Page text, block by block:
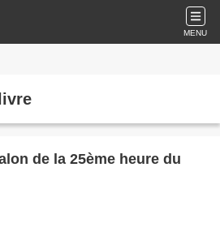
MENU
de la 25ème heure du